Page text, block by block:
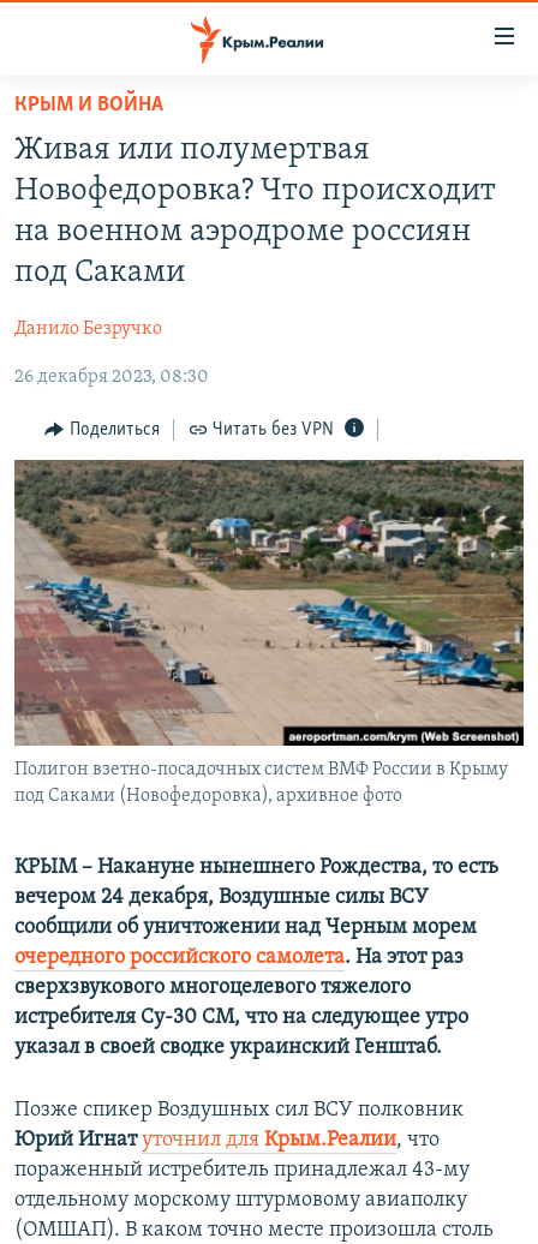
Вернуться
основному
содержанию
главной
Вернутся
СПЕЦПРОЕКТЫ
КАРТА ВОЕННЫХ ОБЪЕКТОВ КРЫМА
ИСТОРИЯ
ИНТЕРАКТИВ
ИНФОГРАФИКА
ТЕЛЕПРОЕКТ КРЫМ.РЕАЛИИ
СОВЕТЫ ПРАВОЗАЩИТНИКОВ
ПРОПАВШИЕ БЕЗ ВЕСТИ
ПОБЕДИТЕЛЕЙ НЕ СУДЯТ?
КРЫМ.НЕПОКОРЕННЫЙ
ELIFBE
УКРАИНСКАЯ ПРОБЛЕМА КРЫМА
РАДІО СВОБОДА
КАК ОБОЙТИ БЛОКИРОВКУ
Qırımtatar
ПРИСОЕДИНЯЙТЕСЬ!
Все сайты RFE/RL
КРЫМ И ВОЙНА
Живая или полумертвая
Новофедоровка? Что происходит
на военном аэродроме россиян
под Саками
Данило Безручко
26 декабря 2023, 08:30
Поделиться Читать без VPN
Полигон взетно-посадочных систем ВМФ России в Крыму
под Саками (Новофедоровка), архивное фото
КРЫМ – Накануне нынешнего Рождества, то есть
вечером 24 декабря, Воздушные силы ВСУ
сообщили об уничтожении над Черным морем
очередного российского самолета. На этот раз
сверхзвукового многоцелевого тяжелого
истребителя Су-30 СМ, что на следующее утро
указал в своей сводке украинский Генштаб.
Позже спикер Воздушных сил ВСУ полковник
Юрий Игнатуточнил для Крым.Реалии, что
пораженный истребитель принадлежал 43-му
отдельному морскому штурмовому авиаполку
(ОМШАП). В каком точно месте произошла столь